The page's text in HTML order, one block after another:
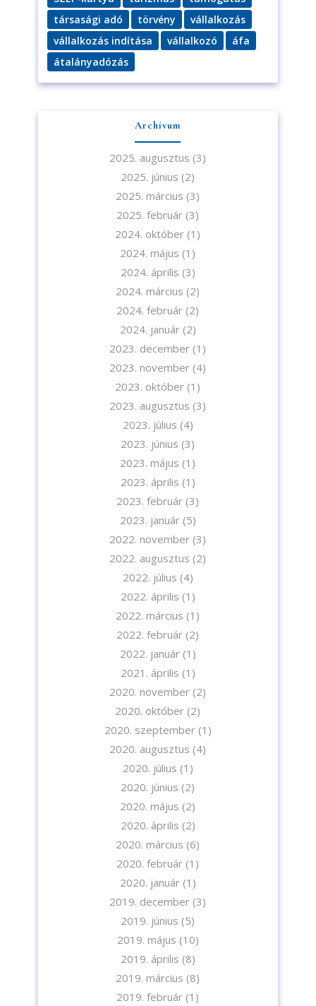
társasági adó
törvény
vállalkozás
vállalkozás indítása
vállalkozó
áfa
átalányadózás
Archívum
2025. augusztus (3)
2025. június (2)
2025. március (3)
2025. február (3)
2024. október (1)
2024. május (1)
2024. április (3)
2024. március (2)
2024. február (2)
2024. január(2)
2023. december (1)
2023. november (4)
2023. október (1)
2023. augusztus (3)
2023. július (4)
2023. június (3)
2023. május (1)
2023. április (1)
2023. február (3)
2023. január(5)
2022. november (3)
2022. augusztus (2)
2022. július (4)
2022. április (1)
2022. március (1)
2022. február (2)
2022. január(1)
2021. április (1)
2020. november (2)
2020. október (2)
2020. szeptember(1)
2020. augusztus (4)
2020. július (1)
2020. június (2)
2020. május (2)
2020. április (2)
2020. március (6)
2020. február (1)
2020. január(1)
2019. december (3)
2019. június (5)
2019. május (10)
2019. április (8)
2019. március (8)
2019. február (1)
Feliratkozom